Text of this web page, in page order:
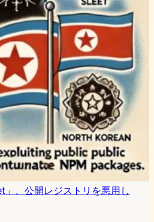
、公開レジストリを悪用し